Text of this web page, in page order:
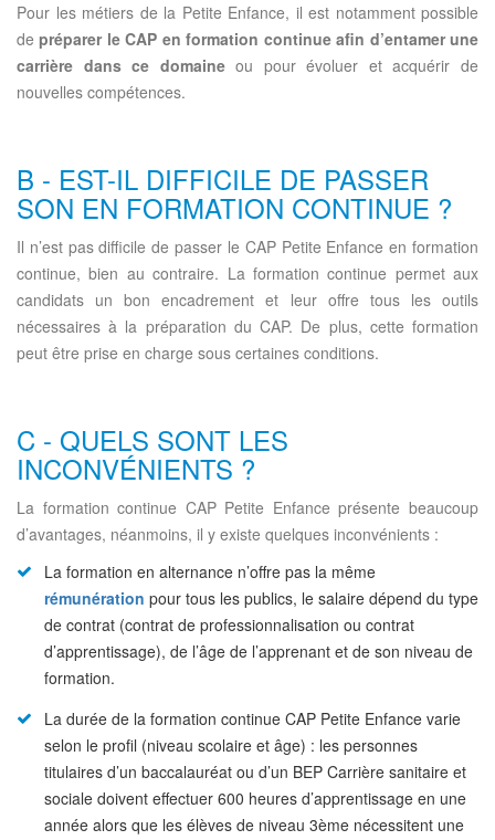
Pour les métiers de la Petite Enfance, il est notamment possible
depréparer le CAP en formation continue afin d’entamer une
carrière dans ce domaineou pour évoluer et acquérir de
nouvelles compétences.
B - EST-IL DIFFICILE DE PASSER
SON EN FORMATION CONTINUE ?
Il n’est pas difficile de passer le CAP Petite Enfance en formation
continue, bien au contraire. La formation continue permet aux
candidats un bon encadrement et leur offre tous les outils
nécessaires à la préparation du CAP. De plus, cette formation
peut être prise en charge sous certaines conditions.
C - QUELS SONT LES
INCONVÉNIENTS ?
La formation continue CAP Petite Enfance présente beaucoup
d’avantages, néanmoins, il y existe quelques inconvénients :
La formation en alternance n’offre pas la même
rémunération pour tous les publics, le salaire dépend du type
de contrat (contrat de professionnalisation ou contrat
d’apprentissage), de l’âge de l’apprenant et de son niveau de
formation.
La durée de la formation continue CAP Petite Enfance varie
selon le profil (niveau scolaire et âge) : les personnes
titulaires d’un baccalauréat ou d’un BEP Carrière sanitaire et
sociale doivent effectuer 600 heures d’apprentissage en une
année alors que les élèves de niveau 3ème nécessitent une